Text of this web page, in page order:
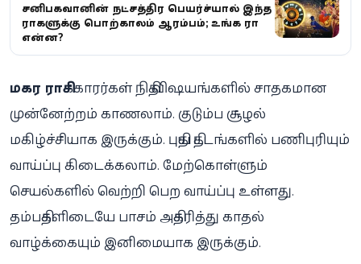
சனிபகவானின் நட்சத்திர பெயர்ச்சியால் இந்த
ராசிகளுக்கு பொற்காலம் ஆரம்பம்; உங்க ராசி
என்ன?
மகர ராசிக்காரர்கள் நிதி விஷயங்களில் சாதகமான
முன்னேற்றம் காணலாம். குடும்ப சூழல்
மகிழ்ச்சியாக இருக்கும். புதிய திட்டங்களில் பணிபுரியும்
வாய்ப்பு கிடைக்கலாம். மேற்கொள்ளும்
செயல்களில் வெற்றி பெற வாய்ப்பு உள்ளது.
தம்பதிகளிடையே பாசம் அதிகரித்து காதல்
வாழ்க்கையும் இனிமையாக இருக்கும்.